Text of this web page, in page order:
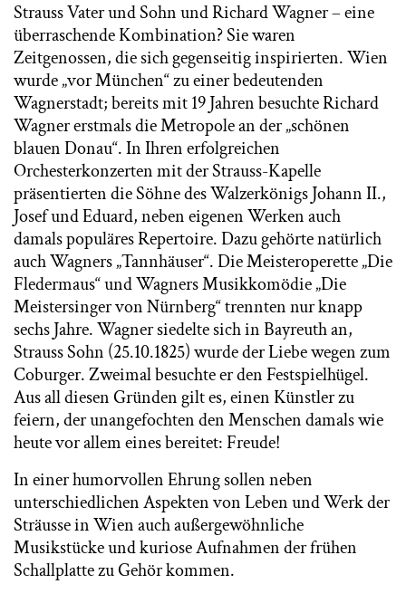
Strauss Vater und Sohn und Richard Wagner – eine
überraschende Kombination? Sie waren
Zeitgenossen, die sich gegenseitig inspirierten. Wien
wurde „vor München“ zu einer bedeutenden
Wagnerstadt; bereits mit 19 Jahren besuchte Richard
Wagner erstmals die Metropole an der „schönen
blauen Donau“. In Ihren erfolgreichen
Orchesterkonzerten mit der Strauss-Kapelle
präsentierten die Söhne des Walzerkönigs Johann II.,
Josef und Eduard, neben eigenen Werken auch
damals populäres Repertoire. Dazu gehörte natürlich
auch Wagners „Tannhäuser“. Die Meisteroperette „Die
Fledermaus“ und Wagners Musikkomödie „Die
Meistersinger von Nürnberg“ trennten nur knapp
sechs Jahre. Wagner siedelte sich in Bayreuth an,
Strauss Sohn (25.10.1825) wurde der Liebe wegen zum
Coburger. Zweimal besuchte er den Festspielhügel.
Aus all diesen Gründen gilt es, einen Künstler zu
feiern, der unangefochten den Menschen damals wie
heute vor allem eines bereitet: Freude!
In einer humorvollen Ehrung sollen neben
unterschiedlichen Aspekten von Leben und Werk der
Sträusse in Wien auch außergewöhnliche
Musikstücke und kuriose Aufnahmen der frühen
Schallplatte zu Gehör kommen.